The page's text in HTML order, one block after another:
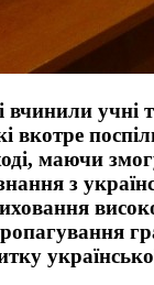
вчинили учні
вкотре
маючи
з